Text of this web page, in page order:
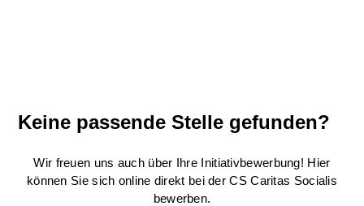
Keine passende Stelle gefunden?
Wir freuen uns auch über Ihre Initiativbewerbung! Hier
können Sie sich online direkt bei der CS Caritas Socialis
bewerben.